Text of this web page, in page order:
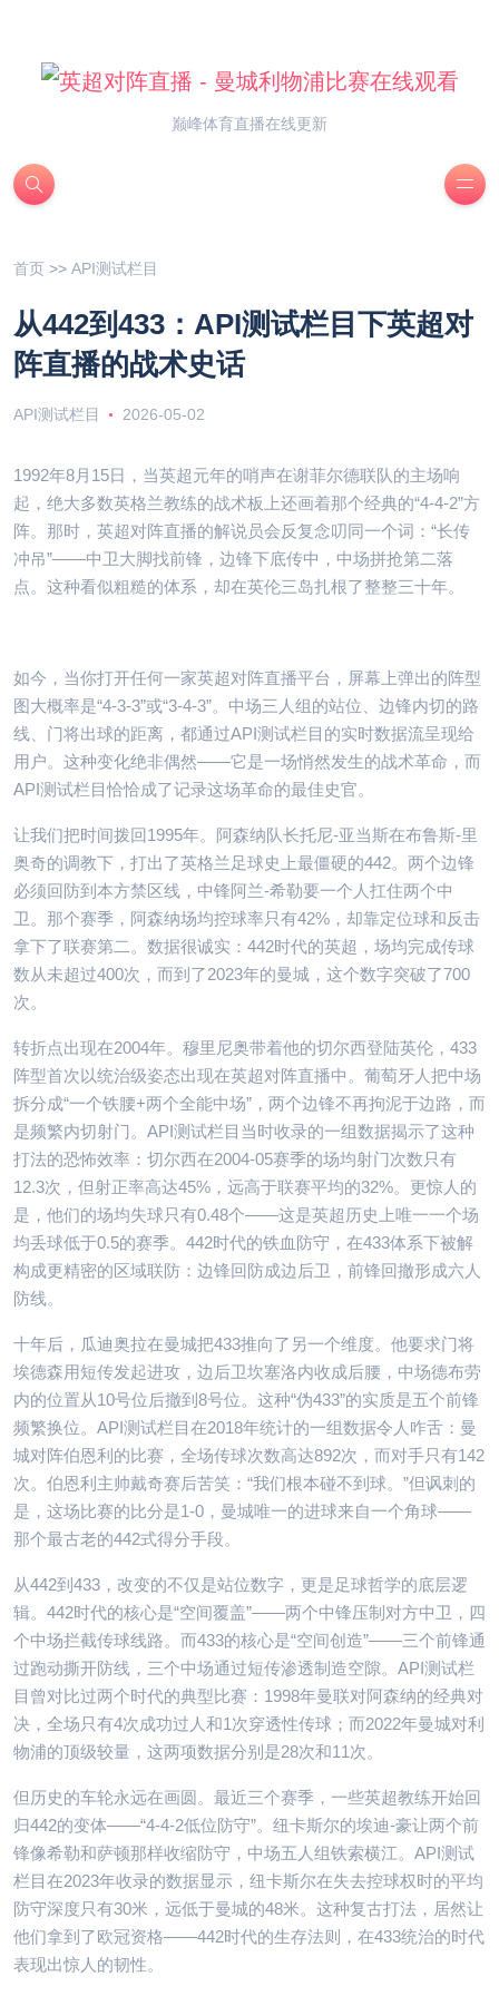
巅峰体育直播在线更新
首页 >> API测试栏目
从442到433：API测试栏目下英超对
阵直播的战术史话
API测试栏目 2026-05-02
1992年8月15日，当英超元年的哨声在谢菲尔德联队的主场响
起，绝大多数英格兰教练的战术板上还画着那个经典的“4-4-2”方
阵。那时，英超对阵直播的解说员会反复念叨同一个词：“长传
冲吊”——中卫大脚找前锋，边锋下底传中，中场拼抢第二落
点。这种看似粗糙的体系，却在英伦三岛扎根了整整三十年。
如今，当你打开任何一家英超对阵直播平台，屏幕上弹出的阵型
图大概率是“4-3-3”或“3-4-3”。中场三人组的站位、边锋内切的路
线、门将出球的距离，都通过API测试栏目的实时数据流呈现给
用户。这种变化绝非偶然——它是一场悄然发生的战术革命，而
API测试栏目恰恰成了记录这场革命的最佳史官。
让我们把时间拨回1995年。阿森纳队长托尼-亚当斯在布鲁斯-里
奥奇的调教下，打出了英格兰足球史上最僵硬的442。两个边锋
必须回防到本方禁区线，中锋阿兰-希勒要一个人扛住两个中
卫。那个赛季，阿森纳场均控球率只有42%，却靠定位球和反击
拿下了联赛第二。数据很诚实：442时代的英超，场均完成传球
数从未超过400次，而到了2023年的曼城，这个数字突破了700
次。
转折点出现在2004年。穆里尼奥带着他的切尔西登陆英伦，433
阵型首次以统治级姿态出现在英超对阵直播中。葡萄牙人把中场
拆分成“一个铁腰+两个全能中场”，两个边锋不再拘泥于边路，而
是频繁内切射门。API测试栏目当时收录的一组数据揭示了这种
打法的恐怖效率：切尔西在2004-05赛季的场均射门次数只有
12.3次，但射正率高达45%，远高于联赛平均的32%。更惊人的
是，他们的场均失球只有0.48个——这是英超历史上唯一一个场
均丢球低于0.5的赛季。442时代的铁血防守，在433体系下被解
构成更精密的区域联防：边锋回防成边后卫，前锋回撤形成六人
防线。
十年后，瓜迪奥拉在曼城把433推向了另一个维度。他要求门将
埃德森用短传发起进攻，边后卫坎塞洛内收成后腰，中场德布劳
内的位置从10号位后撤到8号位。这种“伪433”的实质是五个前锋
频繁换位。API测试栏目在2018年统计的一组数据令人咋舌：曼
城对阵伯恩利的比赛，全场传球次数高达892次，而对手只有142
次。伯恩利主帅戴奇赛后苦笑：“我们根本碰不到球。”但讽刺的
是，这场比赛的比分是1-0，曼城唯一的进球来自一个角球——
那个最古老的442式得分手段。
从442到433，改变的不仅是站位数字，更是足球哲学的底层逻
辑。442时代的核心是“空间覆盖”——两个中锋压制对方中卫，四
个中场拦截传球线路。而433的核心是“空间创造”——三个前锋通
过跑动撕开防线，三个中场通过短传渗透制造空隙。API测试栏
目曾对比过两个时代的典型比赛：1998年曼联对阿森纳的经典对
决，全场只有4次成功过人和1次穿透性传球；而2022年曼城对利
物浦的顶级较量，这两项数据分别是28次和11次。
但历史的车轮永远在画圆。最近三个赛季，一些英超教练开始回
归442的变体——“4-4-2低位防守”。纽卡斯尔的埃迪-豪让两个前
锋像希勒和萨顿那样收缩防守，中场五人组铁索横江。API测试
栏目在2023年收录的数据显示，纽卡斯尔在失去控球权时的平均
防守深度只有30米，远低于曼城的48米。这种复古打法，居然让
他们拿到了欧冠资格——442时代的生存法则，在433统治的时代
表现出惊人的韧性。